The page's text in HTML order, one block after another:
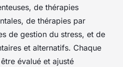
de thérapies
de thérapies par
de gestion du stress, et de
et alternatifs. Chaque
évalué et ajusté